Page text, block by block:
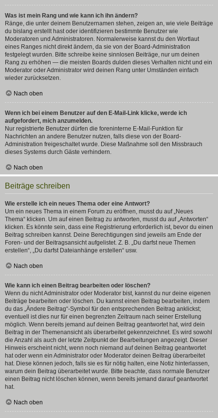
Was ist mein Rang und wie kann ich ihn ändern?
Ränge, die unter deinem Benutzernamen stehen, zeigen an, wie viele Beiträge
du bislang erstellt hast oder identifizieren bestimmte Benutzer wie
Moderatoren und Administratoren. Normalerweise kannst du den Wortlaut
eines Ranges nicht direkt ändern, da sie von der Board-Administration
festgelegt wurden. Bitte schreibe keine sinnlosen Beiträge, nur um deinen
Rang zu erhöhen — die meisten Boards dulden dieses Verhalten nicht und ein
Moderator oder Administrator wird deinen Rang unter Umständen einfach
wieder zurücksetzen.
Nach oben
Wenn ich bei einem Benutzer auf den E-Mail-Link klicke, werde ich
aufgefordert, mich anzumelden.
Nur registrierte Benutzer dürfen die foreninterne E-Mail-Funktion für
Nachrichten an andere Benutzer nutzen, falls diese von der Board-
Administration freigeschaltet wurde. Diese Maßnahme soll den Missbrauch
dieses Systems durch Gäste verhindern.
Nach oben
Beiträge schreiben
Wie erstelle ich ein neues Thema oder eine Antwort?
Um ein neues Thema in einem Forum zu eröffnen, musst du auf „Neues
Thema“ klicken. Um auf einen Beitrag zu antworten, musst du auf „Antworten“
klicken. Es könnte sein, dass eine Registrierung erforderlich ist, bevor du einen
Beitrag schreiben kannst. Deine Berechtigungen sind jeweils am Ende der
Foren- und der Beitragsansicht aufgelistet. Z. B. „Du darfst neue Themen
erstellen“, „Du darfst Dateianhänge erstellen“ usw.
Nach oben
Wie kann ich einen Beitrag bearbeiten oder löschen?
Wenn du nicht Administrator oder Moderator bist, kannst du nur deine eigenen
Beiträge bearbeiten oder löschen. Du kannst einen Beitrag bearbeiten, indem
du das „Ändere Beitrag“-Symbol für den entsprechenden Beitrag anklickst;
eventuell ist dies nur für einen begrenzten Zeitraum nach seiner Erstellung
möglich. Wenn bereits jemand auf deinen Beitrag geantwortet hat, wird dein
Beitrag in der Themenansicht als überarbeitet gekennzeichnet. Es wird sowohl
die Anzahl als auch der letzte Zeitpunkt der Bearbeitungen angezeigt. Dieser
Hinweis erscheint nicht, wenn noch niemand auf deinen Beitrag geantwortet
hat oder wenn ein Administrator oder Moderator deinen Beitrag überarbeitet
hat. Diese können jedoch, falls sie es für nötig halten, eine Notiz hinterlassen,
warum dein Beitrag überarbeitet wurde. Bitte beachte, dass normale Benutzer
einen Beitrag nicht löschen können, wenn bereits jemand darauf geantwortet
hat.
Nach oben